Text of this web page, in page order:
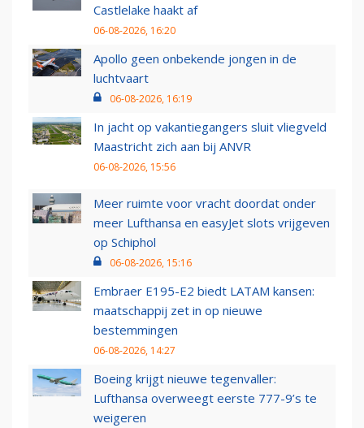
Castlelake haakt af
06-08-2026, 16:20
Apollo geen onbekende jongen in de
luchtvaart
06-08-2026, 16:19
In jacht op vakantiegangers sluit vliegveld
Maastricht zich aan bij ANVR
06-08-2026, 15:56
Meer ruimte voor vracht doordat onder
meer Lufthansa en easyJet slots vrijgeven
op Schiphol
06-08-2026, 15:16
Embraer E195-E2 biedt LATAM kansen:
maatschappij zet in op nieuwe
bestemmingen
06-08-2026, 14:27
Boeing krijgt nieuwe tegenvaller:
Lufthansa overweegt eerste 777-9’s te
weigeren